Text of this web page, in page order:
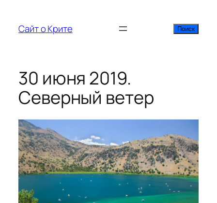
содержимому
Сайт о Крите Поиск
Поиск
30 июня 2019.
Северный ветер